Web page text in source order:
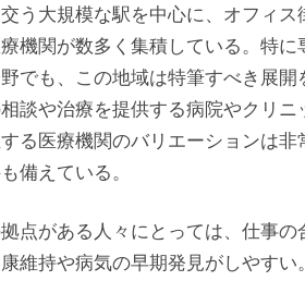
う大規模な駅を中心に、オフィ
機関が数多く集積している。特
でも、この地域は特筆すべき展
談や治療を提供する病院やクリ
る医療機関のバリエーションは
備えている。
点がある人々にとっては、仕事
維持や病気の早期発見がしやす